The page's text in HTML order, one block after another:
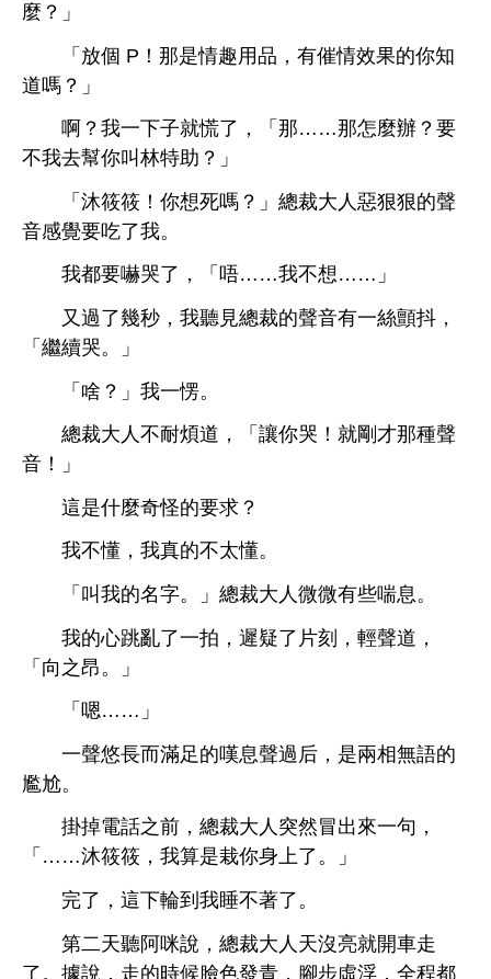
麼？」
「放個 P！
趣用品， 催
效果
嗎？」
啊？
子就慌 ，「 ……
麼辦？
幫
叫林特助？」
「沐筱筱！
嗎？」總裁
惡狠狠
音
。
都
嚇哭 ，「唔……
……」
又過
幾秒， 見總裁 音
絲顫抖，
「繼續哭。」
「啥？」
愣。
總裁
耐煩 ，「讓 哭！就剛才
種
音！」
什麼奇怪
求？
懂，
真
太懂。
「叫
名字。」總裁 微微
些喘息。
拍，遲疑
片刻，
，
「向之昂。」
「嗯……」
悠
而滿 嘆息 過后，
兩相無語
尷尬。
掛掉
話之 ，總裁 突然冒
句，
「……沐筱筱，
算 栽
。」
完
， 輪到 著
。
第
阿咪 ，總裁
沒亮就
。據
， 候
青，腳步虛浮，全程都